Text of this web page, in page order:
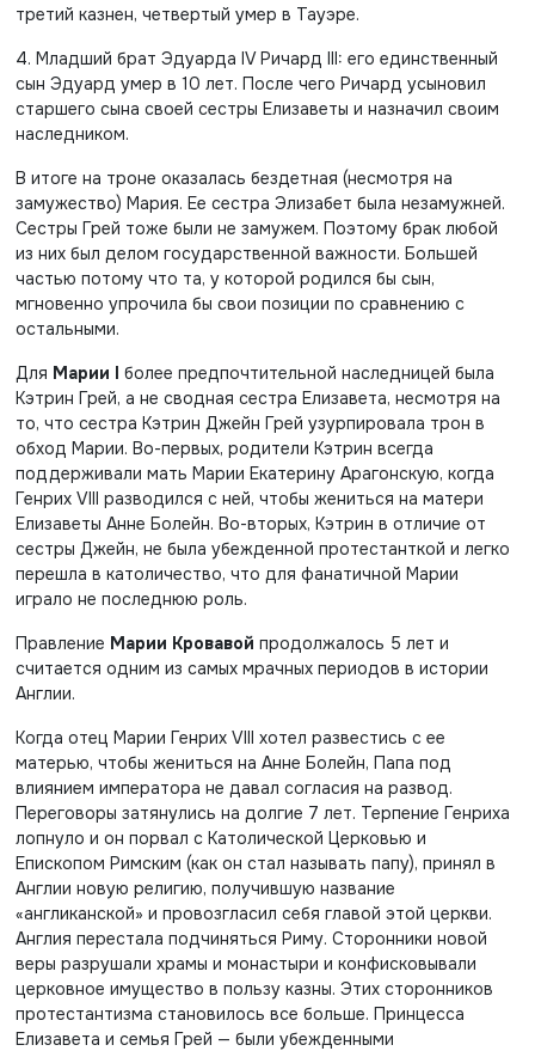
третий казнен, четвертый умер в Тауэре.
4. Младший брат Эдуарда IV Ричард III: его единственный
сын Эдуард умер в 10 лет. После чего Ричард усыновил
старшего сына своей сестры Елизаветы и назначил своим
наследником.
В итоге на троне оказалась бездетная (несмотря на
замужество) Мария. Ее сестра Элизабет была незамужней.
Сестры Грей тоже были не замужем. Поэтому брак любой
из них был делом государственной важности. Большей
частью потому что та, у которой родился бы сын,
мгновенно упрочила бы свои позиции по сравнению с
остальными.
Для Марии I более предпочтительной наследницей была
Кэтрин Грей, а не сводная сестра Елизавета, несмотря на
то, что сестра Кэтрин Джейн Грей узурпировала трон в
обход Марии. Во-первых, родители Кэтрин всегда
поддерживали мать Марии Екатерину Арагонскую, когда
Генрих VIII разводился с ней, чтобы жениться на матери
Елизаветы Анне Болейн. Во-вторых, Кэтрин в отличие от
сестры Джейн, не была убежденной протестанткой и легко
перешла в католичество, что для фанатичной Марии
играло не последнюю роль.
Правление Марии Кровавой продолжалось 5 лет и
считается одним из самых мрачных периодов в истории
Англии.
Когда отец Марии Генрих VIII хотел развестись с ее
матерью, чтобы жениться на Анне Болейн, Папа под
влиянием императора не давал согласия на развод.
Переговоры затянулись на долгие 7 лет. Терпение Генриха
лопнуло и он порвал с Католической Церковью и
Епископом Римским (как он стал называть папу), принял в
Англии новую религию, получившую название
«англиканской» и провозгласил себя главой этой церкви.
Англия перестала подчиняться Риму. Сторонники новой
веры разрушали храмы и монастыри и конфисковывали
церковное имущество в пользу казны. Этих сторонников
протестантизма становилось все больше. Принцесса
Елизавета и семья Грей — были убежденными